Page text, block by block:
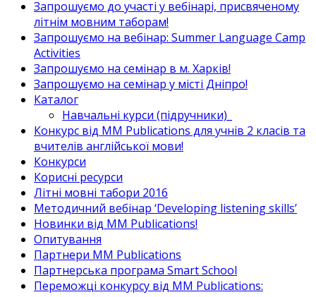
Запрошуємо до участі у вебінарі, присвяченому
літнім мовним таборам!
Запрошуємо на вебінар: Summer Language Camp
Activities
Запрошуємо на семінар в м. Харків!
Запрошуємо на семінар у місті Дніпро!
Каталог
Навчальні курси (підручники)_
Конкурс від MM Publications для учнів 2 класів та
вчителів англійської мови!
Конкурси
Корисні ресурси
Літні мовні табори 2016
Методичний вебінар ‘Developing listening skills’
Новинки від MM Publications!
Опитування
Партнери MM Publications
Партнерська програма Smart School
Переможці конкурсу від MM Publications: